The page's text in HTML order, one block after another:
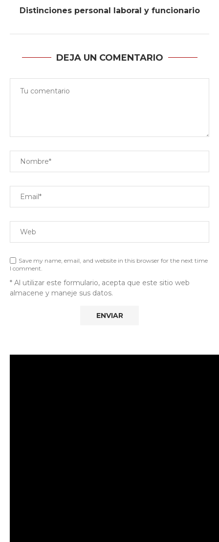
Distinciones personal laboral y funcionario
DEJA UN COMENTARIO
Save my name, email, and website in this browser for the next time
I comment.
* Al utilizar este formulario, acepta que este sitio web
almacene y maneje sus datos.